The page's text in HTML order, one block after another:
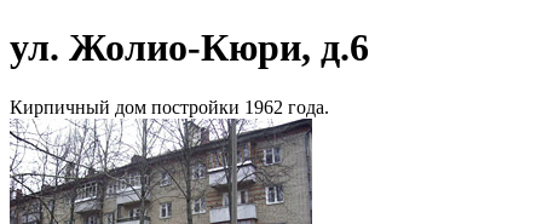
ул. Жолио-Кюри, д.6
Кирпичный дом постройки 1962 года.